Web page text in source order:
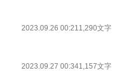
2023.09.26 00:211,290文字
2023.09.27 00:341,157文字